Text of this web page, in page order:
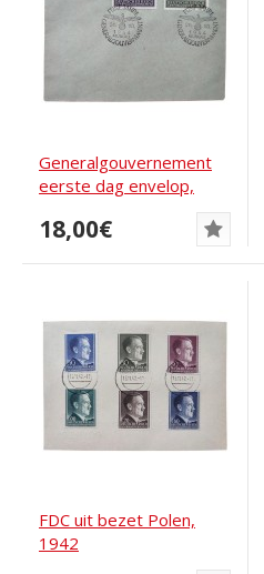
Generalgouvernement
eerste dag envelop,
18,00€
FDC uit bezet Polen,
1942